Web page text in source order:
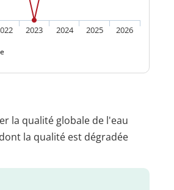
2023 2024 2025 2026
la qualité globale de l'eau
la qualité est dégradée